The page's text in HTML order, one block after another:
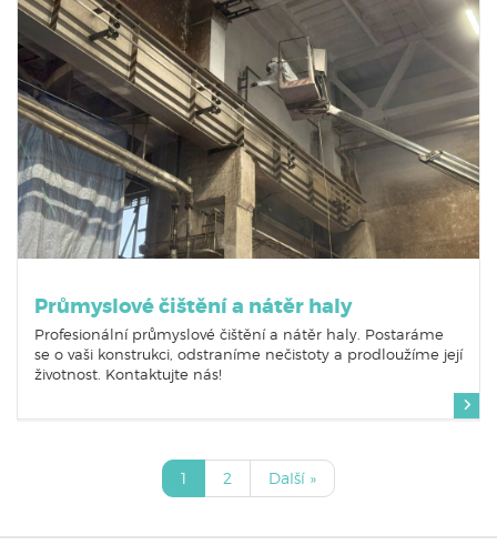
Průmyslové čištění a nátěr haly
Profesionální průmyslové čištění a nátěr haly. Postaráme
se o vaši konstrukci, odstraníme nečistoty a prodloužíme její
životnost. Kontaktujte nás!
1 2 Další »